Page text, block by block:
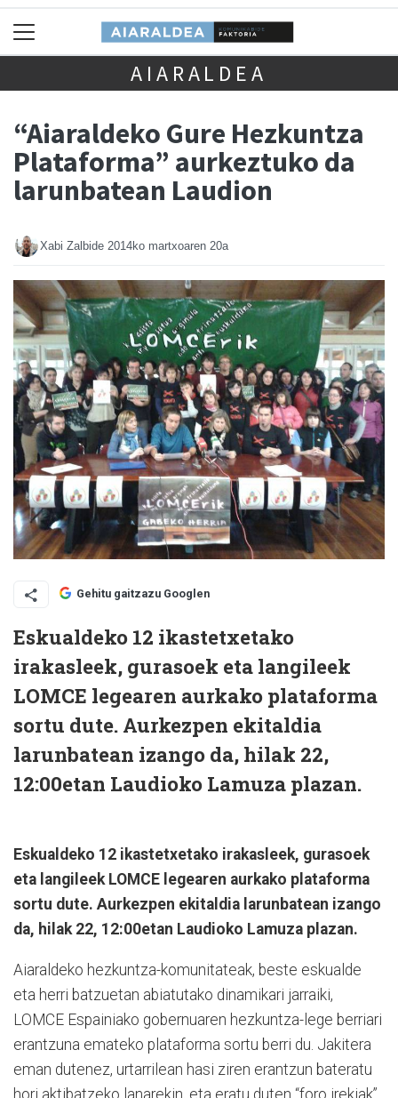
AIARALDEA
“Aiaraldeko Gure Hezkuntza
Plataforma” aurkeztuko da
larunbatean Laudion
Xabi Zalbide 2014ko martxoaren 20a
Gehitu gaitzazu Googlen
Eskualdeko 12 ikastetxetako
irakasleek, gurasoek eta langileek
LOMCE legearen aurkako plataforma
sortu dute. Aurkezpen ekitaldia
larunbatean izango da, hilak 22,
12:00etan Laudioko Lamuza plazan.
Eskualdeko 12 ikastetxetako irakasleek, gurasoek
eta langileek LOMCE legearen aurkako plataforma
sortu dute. Aurkezpen ekitaldia larunbatean izango
da, hilak 22, 12:00etan Laudioko Lamuza plazan.
Aiaraldeko hezkuntza-komunitateak, beste eskualde
eta herri batzuetan abiatutako dinamikari jarraiki,
LOMCE Espainiako gobernuaren hezkuntza-lege berriari
erantzuna emateko plataforma sortu berri du. Jakitera
eman dutenez, urtarrilean hasi ziren erantzun bateratu